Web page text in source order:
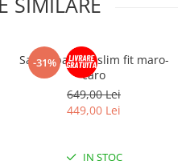
-31%
Sacou barbati slim fit maro-
caro
649,00 Lei
449,00 Lei
IN STOC